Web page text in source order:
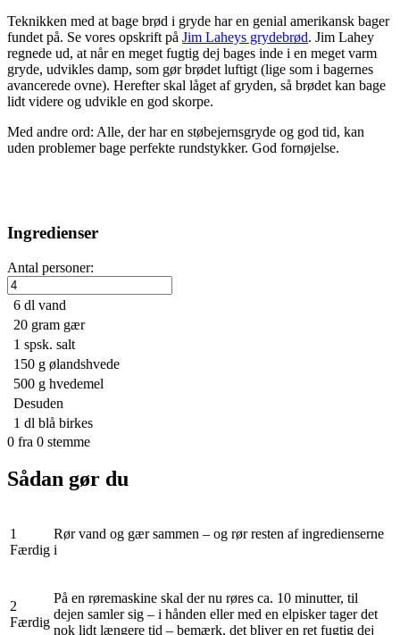
Teknikken med at bage brød i gryde har en genial amerikansk bager
fundet på. Se vores opskrift på Jim Laheys grydebrød. Jim Lahey
regnede ud, at når en meget fugtig dej bages inde i en meget varm
gryde, udvikles damp, som gør brødet luftigt (lige som i bagernes
avancerede ovne). Herefter skal låget af gryden, så brødet kan bage
lidt videre og udvikle en god skorpe.
Med andre ord: Alle, der har en støbejernsgryde og god tid, kan
uden problemer bage perfekte rundstykker. God fornøjelse.
Ingredienser
Antal personer:
6 dl vand
20 gram gær
1 spsk. salt
150 g ølandshvede
500 g hvedemel
Desuden
1 dl blå birkes
0 fra 0 stemme
Sådan gør du
1
Færdig
Rør vand og gær sammen – og rør resten af ingredienserne
i
2
Færdig
På en røremaskine skal der nu røres ca. 10 minutter, til
dejen samler sig – i hånden eller med en elpisker tager det
nok lidt længere tid – bemærk, det bliver en ret fugtig dej